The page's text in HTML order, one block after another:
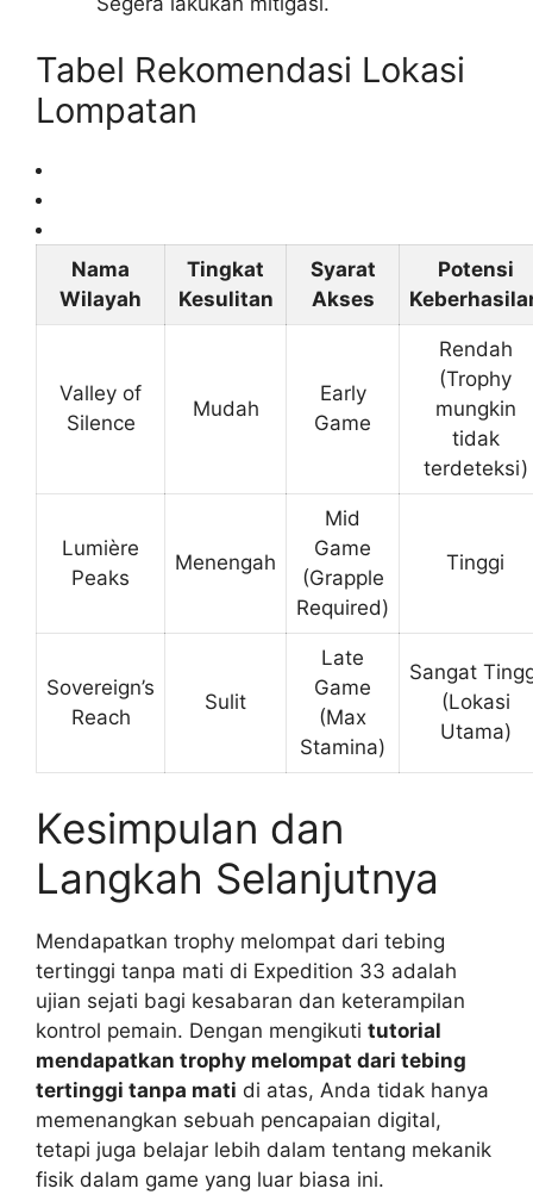
Tabel Rekomendasi Lokasi
Lompatan
Nama
Wilayah
Tingkat
Kesulitan
Syarat
Akses
Potensi
Valley of
Silence
Mudah
Early
Game
Rendah
(Trophy
mungkin
tidak
terdeteksi)
Lumière
Peaks
Menengah
Mid
Game
(Grapple
Required)
Tinggi
Sovereign’s
Reach
Sulit
Late
Game
(Max
Stamina)
Sangat
(Lokasi
Utama)
Kesimpulan dan
Langkah Selanjutnya
Mendapatkan trophy melompat dari tebing
tertinggi tanpa mati di Expedition 33 adalah
ujian sejati bagi kesabaran dan keterampilan
kontrol pemain. Dengan mengikuti tutorial
mendapatkan trophy melompat dari tebing
tertinggi tanpa mati di atas, Anda tidak hanya
memenangkan sebuah pencapaian digital,
tetapi juga belajar lebih dalam tentang mekanik
fisik dalam game yang luar biasa ini.